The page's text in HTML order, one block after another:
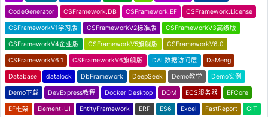
CodeGenerator CSFramework.DB CSFramework.EF CSFramework.License
CSFrameworkV1学习版 CSFrameworkV2标准版 CSFrameworkV3高级版
CSFrameworkV4企业版 CSFrameworkV5旗舰版 CSFrameworkV6.0
CSFrameworkV6.1 CSFrameworkV6旗舰版 DAL数据访问层 DaMeng
Database datalock DbFramework DeepSeek Demo教学 Demo实例
Demo下载 DevExpress教程 Docker Desktop DOM ECS服务器 EFCore
EF框架 Element-UI EntityFramework ERP ES6 Excel FastReport GIT